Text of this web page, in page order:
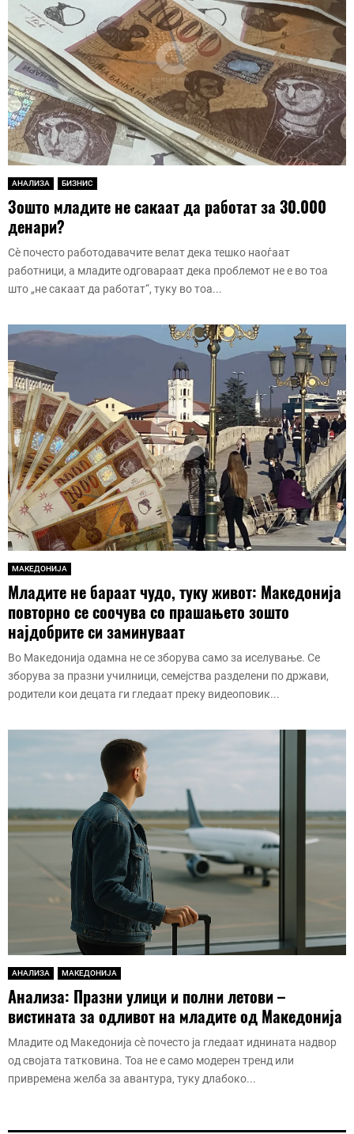
АНАЛИЗА БИЗНИС
Зошто младите не сакаат да работат за 30.000
денари?
Сè почесто работодавачите велат дека тешко наоѓаат
работници, а младите одговараат дека проблемот не е во тоа
што „не сакаат да работат“, туку во тоа...
МАКЕДОНИЈА
Младите не бараат чудо, туку живот: Македонија
повторно се соочува со прашањето зошто
најдобрите си заминуваат
Во Македонија одамна не се зборува само за иселување. Се
зборува за празни училници, семејства разделени по држави,
родители кои децата ги гледаат преку видеоповик...
АНАЛИЗА МАКЕДОНИЈА
Анализа: Празни улици и полни летови –
вистината за одливот на младите од Македонија
Младите од Македонија сè почесто ја гледаат иднината надвор
од својата татковина. Тоа не е само модерен тренд или
привремена желба за авантура, туку длабоко...